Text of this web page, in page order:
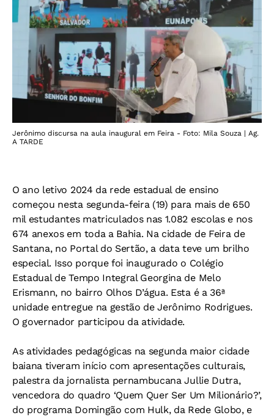
Jerônimo discursa na aula inaugural em Feira - Foto: Mila Souza | Ag.
A TARDE
O ano letivo 2024 da rede estadual de ensino
começou nesta segunda-feira (19) para mais de 650
mil estudantes matriculados nas 1.082 escolas e nos
674 anexos em toda a Bahia. Na cidade de Feira de
Santana, no Portal do Sertão, a data teve um brilho
especial. Isso porque foi inaugurado o Colégio
Estadual de Tempo Integral Georgina de Melo
Erismann, no bairro Olhos D’água. Esta é a 36ª
unidade entregue na gestão de Jerônimo Rodrigues.
O governador participou da atividade.
As atividades pedagógicas na segunda maior cidade
baiana tiveram início com apresentações culturais,
palestra da jornalista pernambucana Jullie Dutra,
vencedora do quadro ‘Quem Quer Ser Um Milionário?’,
do programa Domingão com Hulk, da Rede Globo, e